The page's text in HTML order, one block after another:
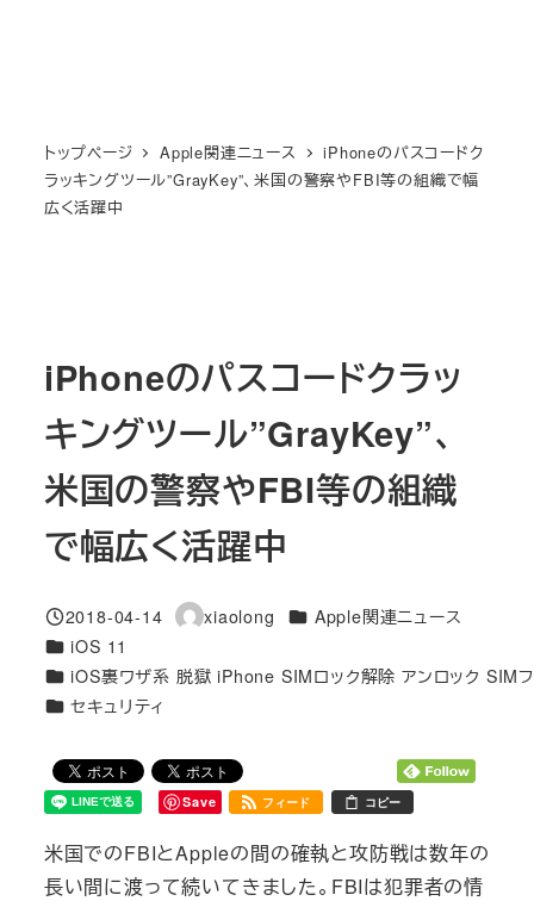
トップページ Apple関連ニュース
iPhoneのパスコードク
ラッキングツール”GrayKey”、米国の警察やFBI等の組織で幅
広く活躍中
iPhoneのパスコードクラッ
キングツール”GrayKey”、
米国の警察やFBI等の組織
で幅広く活躍中
投稿日
2018-04-14
著
xiaolong カテゴリー
Apple関連ニュース
カテゴリー
iOS 11
カテゴリー
iOS裏ワザ系 脱獄 iPhone SIMロック解除 アンロック SIM
カテゴリー
セキュリティ
Save フィード コピー
米国でのFBIとAppleの間の確執と攻防戦は数年の
長い間に渡って続いてきました。FBIは犯罪者の情